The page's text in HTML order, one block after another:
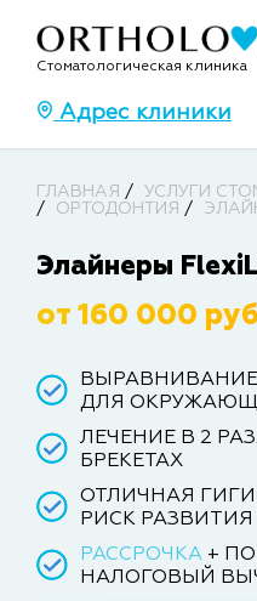
Стоматологическая клиника
Адрес клиники
ГЛАВНАЯ
УСЛУГИ
ОРТОДОНТИЯ
Элайнеры
от 160 000
ДЛЯ
ЛЕЧЕНИЕ В 2
БРЕКЕТАХ
ОТЛИЧНАЯ
РИСК
РАССРОЧКА +
НАЛОГОВЫЙ